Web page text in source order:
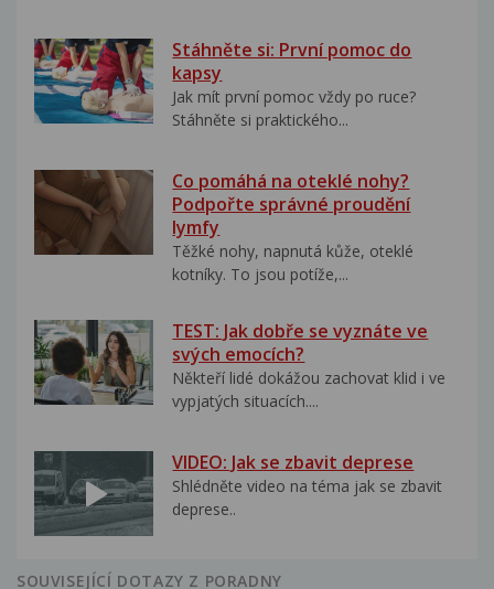
Stáhněte si: První pomoc do
kapsy
Jak mít první pomoc vždy po ruce?
Stáhněte si praktického...
Co pomáhá na oteklé nohy?
Podpořte správné proudění
lymfy
Těžké nohy, napnutá kůže, oteklé
kotníky. To jsou potíže,...
TEST: Jak dobře se vyznáte ve
svých emocích?
Někteří lidé dokážou zachovat klid i ve
vypjatých situacích....
VIDEO: Jak se zbavit deprese
Shlédněte video na téma jak se zbavit
deprese..
SOUVISEJÍCÍ DOTAZY Z PORADNY